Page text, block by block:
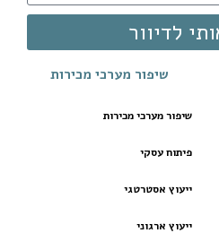
שיפור מערכי מכירות
שיפור מערכי מכירות
פיתוח עסקי
ייעוץ אסטרטגי
ייעוץ ארגוני
לדיוור